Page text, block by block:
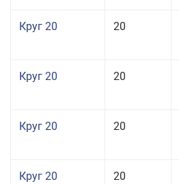
Круг 20 20
Круг 20 20
Круг 20 20
Круг 20 20